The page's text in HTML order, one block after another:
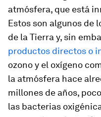
atmósfera, que está
Estos son algunos de
de la Tierra y, sin
productos directos o
ozono y el oxígeno
la atmósfera hace
millones de años,
las bacterias